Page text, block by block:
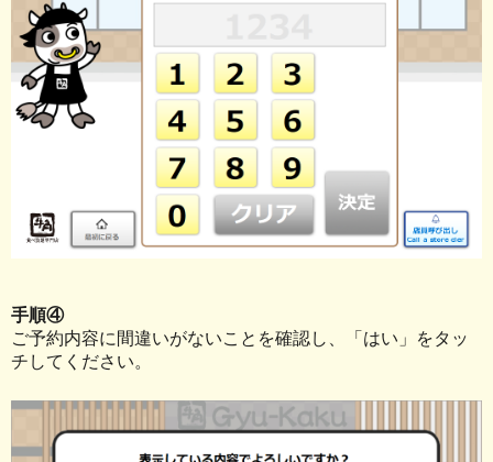
手順④
ご予約内容に間違いがないことを確認し、「はい」をタッ
チしてください。